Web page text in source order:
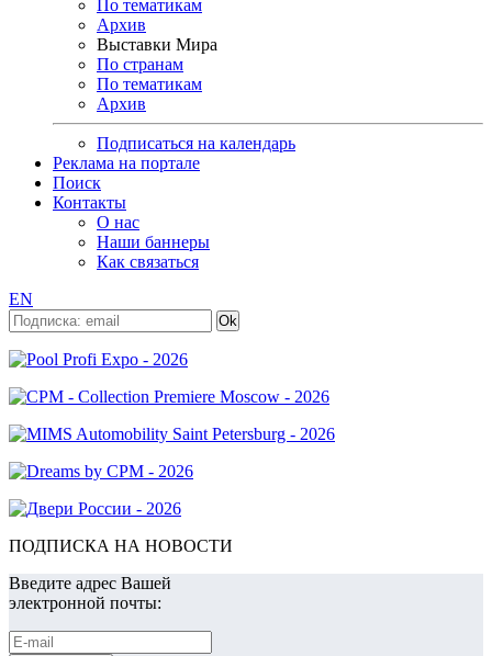
По тематикам
Архив
Выставки Мира
По странам
По тематикам
Архив
Подписаться на календарь
Реклама на портале
Поиск
Контакты
О нас
Наши баннеры
Как связаться
EN
ПОДПИСКА НА НОВОСТИ
Введите адрес Вашей
электронной почты: